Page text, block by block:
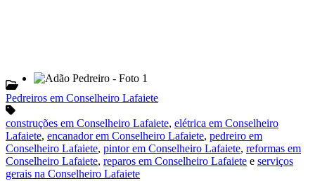
Pedreiros em Conselheiro Lafaiete
construções em Conselheiro Lafaiete, elétrica em Conselheiro
Lafaiete, encanador em Conselheiro Lafaiete, pedreiro em
Conselheiro Lafaiete, pintor em Conselheiro Lafaiete, reformas em
Conselheiro Lafaiete, reparos em Conselheiro Lafaiete e serviços
gerais na Conselheiro Lafaiete